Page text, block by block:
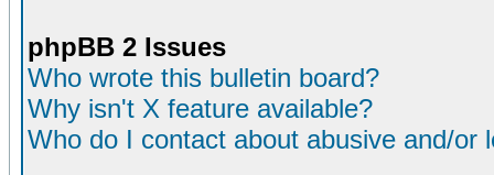
phpBB 2 Issues
Who wrote this bulletin board?
Why isn't X feature available?
Who do I contact about abusive and/or